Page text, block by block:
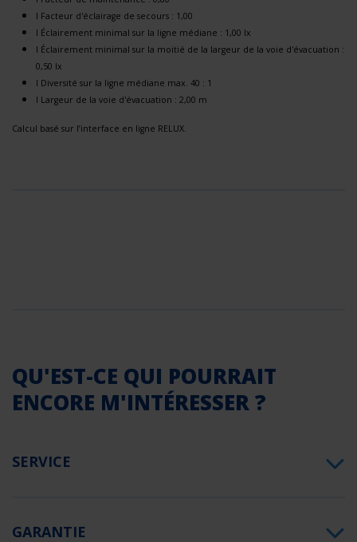
l Facteur d'éclairage de secours : 1,00
l Éclairement minimal sur la ligne médiane : 1,00 lx
l Éclairement minimal sur la moitié de la largeur de la voie d'évacuation :
0,50 lx
l Diversité sur la ligne médiane max. 40 : 1
l Largeur de la voie d'évacuation : 2,00 m
Calcul basé sur l’interface en ligne RELUX.
QU'EST-CE QUI POURRAIT
ENCORE M'INTÉRESSER ?
SERVICE
GARANTIE